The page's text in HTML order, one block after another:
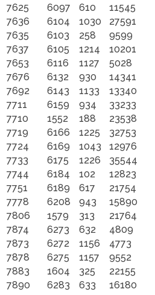
7625
6097 610 11545
7636
6104 1030 27591
7635
6103 258 9599
7637
6105 1214 10201
7653
6116 1127 5028
7676
6132 930 14341
7692
6143 1133 13340
7711
6159 934 33233
7710
1552 188 23538
7719
6166 1225 32753
7724
6169 1043 12976
7733
6175 1226 35544
7744
6184 102 12823
7751
6189 617 21754
7778
6208 943 15890
7806
1579 313 21764
7874
6273 632 4809
7873
6272 1156 4773
7878
6275 1157 9552
7883
1604 325 22155
7890
6283 633 16180